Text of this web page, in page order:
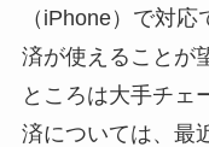
（iPhone）で対
済が使えることが
ところは大手チェ
済については、最